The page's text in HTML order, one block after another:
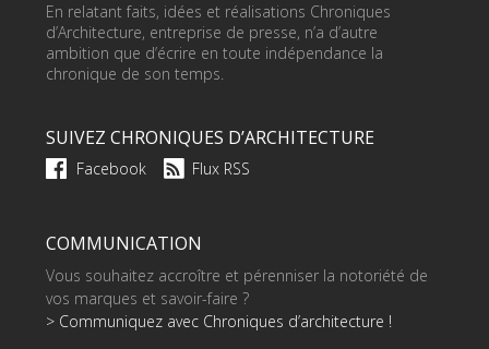
En relatant faits, idées et réalisations Chroniques
d’Architecture, entreprise de presse, n’a d’autre
ambition que d’écrire en toute indépendance la
chronique de son temps.
SUIVEZ CHRONIQUES D’ARCHITECTURE
Facebook Flux RSS
COMMUNICATION
Vous souhaitez accroître et pérenniser la notoriété de
vos marques et savoir-faire ?
> Communiquez avec Chroniques d’architecture !